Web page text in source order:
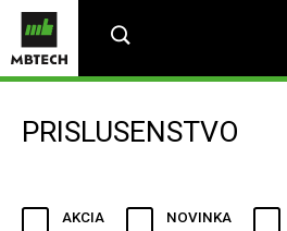
PRISLUSENSTVO
AKCIA NOVINKA